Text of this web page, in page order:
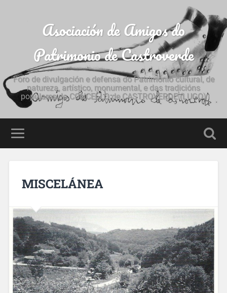
Asociación de Amigos do
Patrimonio de Castroverde
Foro de divulgación e defensa do Patrimonio cultural, de
natureza, artístico, monumental, e das tradicións
populares do CONCELLO de CASTROVERDE (LUGO)
MISCELÁNEA